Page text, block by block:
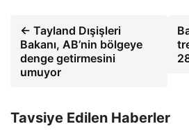
← Tayland Dışişleri
Bakanı, AB’nin bölgeye
denge getirmesini
umuyor
Tavsiye Edilen Haberler